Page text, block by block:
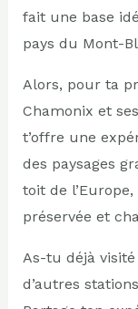
fait une base
pays du Mont-
Alors, pour ta
Chamonix et
t’offre une
des paysages
toit de
préservée et
As-tu déjà
d’autres